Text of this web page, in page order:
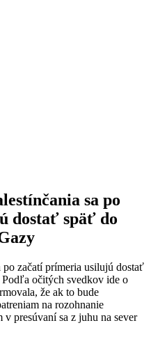
sa po
dostať späť do
začatí prímeria usilujú dostať
Podľa očitých svedkov ide o
že ak to bude
na rozohnanie
presúvaní sa z juhu na sever